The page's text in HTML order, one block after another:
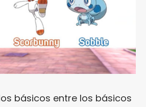
básicos entre los básicos